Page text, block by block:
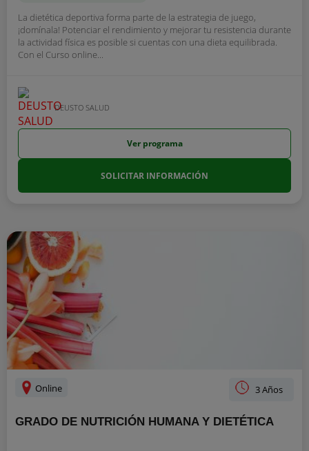
La dietética deportiva forma parte de la estrategia de juego,
¡domínala! Potenciar el rendimiento y mejorar tu resistencia durante
la actividad física es posible si cuentas con una dieta equilibrada.
Con el Curso online...
DEUSTO SALUD
Ver programa
SOLICITAR INFORMACIÓN
Online 3 Años
GRADO DE NUTRICIÓN HUMANA Y DIETÉTICA